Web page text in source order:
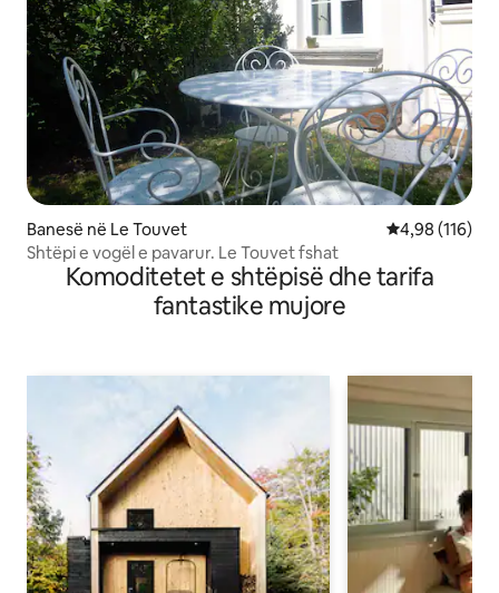
Banesë në Le Touvet Vlerësimi
4,98 (116)
Shtëpi e vogël e pavarur. Le Touvet fshat
Komoditetet e shtëpisë dhe tarifa
fantastike mujore